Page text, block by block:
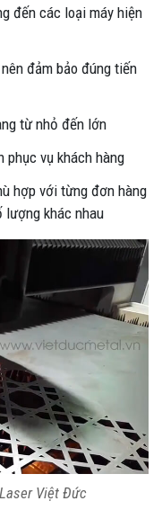
đến các loại máy hiện
đảm bảo đúng tiến
từ nhỏ đến lớn
phục vụ khách hàng
hợp với từng đơn hàng
lượng khác nhau
Việt Đức